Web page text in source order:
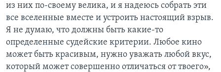
из них по-своему велика, и я надеюсь собрать эти
все вселенные вместе и устроить настоящий взрыв.
Я не думаю, что должны быть какие-то
определенные судейские критерии. Любое кино
может быть красивым, нужно уважать любой вкус,
который может совершенно отличаться от твоего»,